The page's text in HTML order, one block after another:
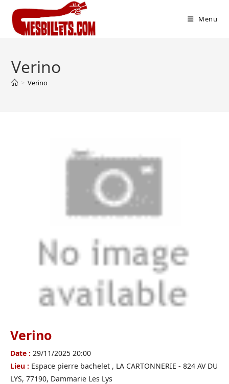
Menu
Verino
> Verino
Verino
Date : 29/11/2025 20:00
Lieu : Espace pierre bachelet , LA CARTONNERIE - 824 AV DU
LYS, 77190, Dammarie Les Lys